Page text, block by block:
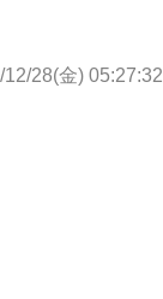
12/28(金)